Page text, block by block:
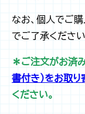
なお、個人でご
でご了承ください
＊ご注文がお済
書付き）をお取り
ください。